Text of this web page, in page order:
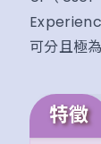
可分且極
特徵